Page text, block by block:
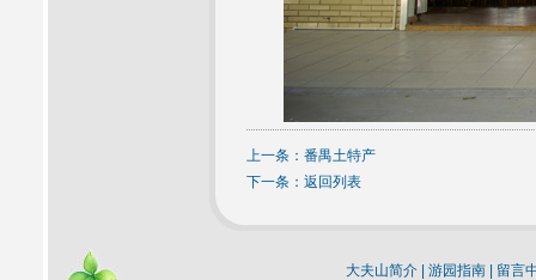
上一条： 番禺土特产
下一条： 返回列表
大夫山简介 游园指南 留言